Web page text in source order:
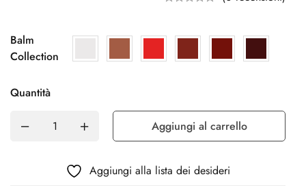
Balm
Collection
Quantità
Aggiungi al carrello
Aggiungi alla lista dei desideri